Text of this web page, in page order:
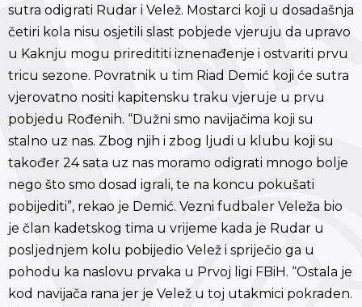
sutra odigrati Rudar i Velež. Mostarci koji u dosadašnja
četiri kola nisu osjetili slast pobjede vjeruju da upravo
u Kaknju mogu priredititi iznenađenje i ostvariti prvu
tricu sezone. Povratnik u tim Riad Demić koji će sutra
vjerovatno nositi kapitensku traku vjeruje u prvu
pobjedu Rođenih. “Dužni smo navijačima koji su
stalno uz nas. Zbog njih i zbog ljudi u klubu koji su
također 24 sata uz nas moramo odigrati mnogo bolje
nego što smo dosad igrali, te na koncu pokušati
pobijediti”, rekao je Demić. Vezni fudbaler Veleža bio
je član kadetskog tima u vrijeme kada je Rudar u
posljednjem kolu pobijedio Velež i spriječio ga u
pohodu ka naslovu prvaka u Prvoj ligi FBiH. “Ostala je
kod navijača rana jer je Velež u toj utakmici pokraden.